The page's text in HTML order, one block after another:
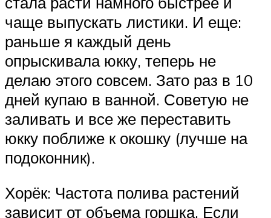
чаще выпускать листики. И еще:
раньше я каждый день
опрыскивала юкку, теперь не
делаю этого совсем. Зато раз в 10
дней купаю в ванной. Советую не
заливать и все же переставить
юкку поближе к окошку (лучше на
подоконник).
Хорёк: Частота полива растений
зависит от объема горшка. Если